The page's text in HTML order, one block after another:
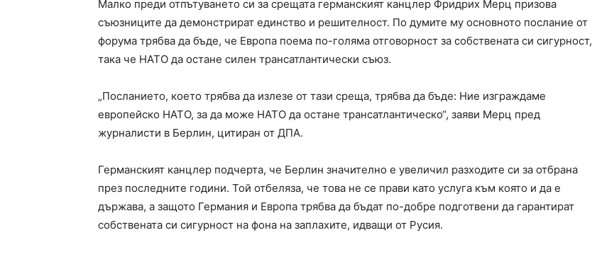
Малко преди отпътуването си за срещата германският канцлер Фридрих Мерц призова
съюзниците да демонстрират единство и решителност. По думите му основното послание от
форума трябва да бъде, че Европа поема по-голяма отговорност за собствената си сигурност,
така че НАТО да остане силен трансатлантически съюз.
„Посланието, което трябва да излезе от тази среща, трябва да бъде: Ние изграждаме
европейско НАТО, за да може НАТО да остане трансатлантическо“, заяви Мерц пред
журналисти в Берлин, цитиран от ДПА.
Германският канцлер подчерта, че Берлин значително е увеличил разходите си за отбрана
през последните години. Той отбеляза, че това не се прави като услуга към която и да е
държава, а защото Германия и Европа трябва да бъдат по-добре подготвени да гарантират
собствената си сигурност на фона на заплахите, идващи от Русия.